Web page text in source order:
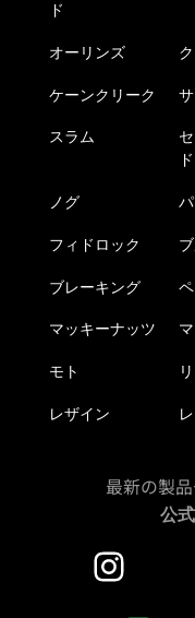
ド
オーリンズ
ケーンクリーク
スラム
ド
ノグ
フィドロック
ブレーキング
マッキーナッツ
モト
レザイン
最新の製
公